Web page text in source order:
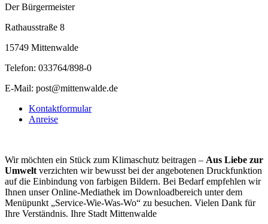
Der Bürgermeister
Rathausstraße 8
15749 Mittenwalde
Telefon: 033764/898-0
E-Mail: post@mittenwalde.de
Kontaktformular
Anreise
Wir möchten ein Stück zum Klimaschutz beitragen – Aus Liebe zur
Umwelt verzichten wir bewusst bei der angebotenen Druckfunktion
auf die Einbindung von farbigen Bildern. Bei Bedarf empfehlen wir
Ihnen unser Online-Mediathek im Downloadbereich unter dem
Menüpunkt „Service-Wie-Was-Wo“ zu besuchen. Vielen Dank für
Ihre Verständnis. Ihre Stadt Mittenwalde